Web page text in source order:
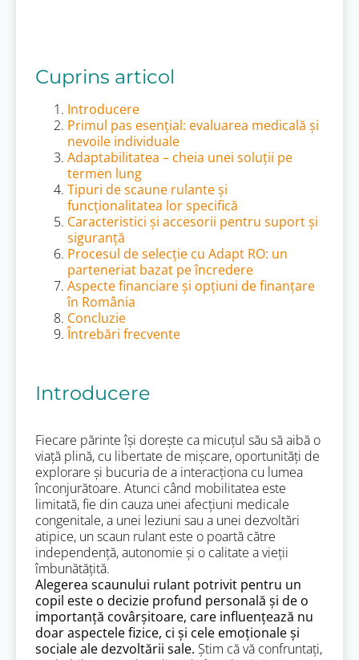
Cuprins articol
Introducere
Primul pas esențial: evaluarea medicală și
nevoile individuale
Adaptabilitatea – cheia unei soluții pe
termen lung
Tipuri de scaune rulante și
funcționalitatea lor specifică
Caracteristici și accesorii pentru suport și
siguranță
Procesul de selecție cu Adapt RO: un
parteneriat bazat pe încredere
Aspecte financiare și opțiuni de finanțare
în România
Concluzie
Întrebări frecvente
Introducere
Fiecare părinte își dorește ca micuțul său să aibă o
viață plină, cu libertate de mișcare, oportunități de
explorare și bucuria de a interacționa cu lumea
înconjurătoare. Atunci când mobilitatea este
limitată, fie din cauza unei afecțiuni medicale
congenitale, a unei leziuni sau a unei dezvoltări
atipice, un scaun rulant este o poartă către
independență, autonomie și o calitate a vieții
îmbunătățită.
Alegerea scaunului rulant potrivit pentru un
copil este o decizie profund personală și de o
importanță covârșitoare, care influențează nu
doar aspectele fizice, ci și cele emoționale și
sociale ale dezvoltării sale. Știm că vă confruntați,